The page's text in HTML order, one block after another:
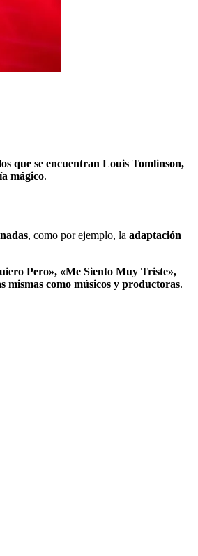
que se encuentran Louis Tomlinson,
mágico.
, como por ejemplo, la adaptación
Pero», «Me Siento Muy Triste»,
como músicos y productoras.